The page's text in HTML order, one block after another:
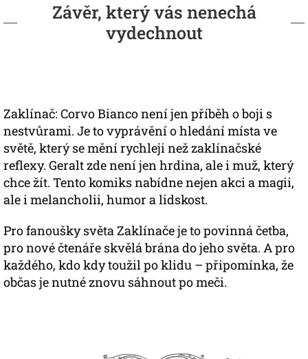
Závěr, který vás nenechá
vydechnout
Zaklínač: Corvo Bianco není jen příběh o boji s
nestvůrami. Je to vyprávění o hledání místa ve
světě, který se mění rychleji než zaklínačské
reflexy. Geralt zde není jen hrdina, ale i muž, který
chce žít. Tento komiks nabídne nejen akci a magii,
ale i melancholii, humor a lidskost.
Pro fanoušky světa Zaklínače je to povinná četba,
pro nové čtenáře skvělá brána do jeho světa. A pro
každého, kdo kdy toužil po klidu – připomínka, že
občas je nutné znovu sáhnout po meči.